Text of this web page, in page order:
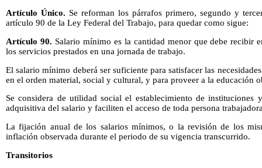
Artículo Único. Se reforman los párrafos primero, segundo y
artículo 90 de la Ley Federal del Trabajo, para quedar como sigue:
Artículo 90. Salario mínimo es la cantidad menor que debe recibir
los servicios prestados en una jornada de trabajo.
El salario mínimo deberá ser suficiente para satisfacer las
en el orden material, social y cultural, y para proveer a la educación
Se considera de utilidad social el establecimiento de instituciones
adquisitiva del salario y faciliten el acceso de toda persona
La fijación anual de los salarios mínimos, o la revisión de los
inflación observada durante el periodo de su vigencia transcurrido.
Transitorios